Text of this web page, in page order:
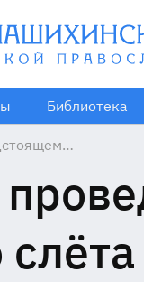
Библиотека
если